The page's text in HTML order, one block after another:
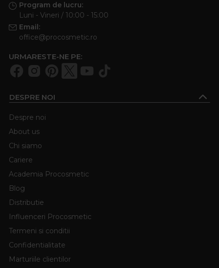
Program de lucru:
Luni - Vineri / 10:00 - 15:00
Email:
office@procosmetic.ro
URMARESTE-NE PE:
DESPRE NOI
Despre noi
About us
Chi siamo
Cariere
Academia Procosmetic
Blog
Distributie
Influenceri Procosmetic
Termeni si conditii
Confidentialitate
Marturiile clientilor